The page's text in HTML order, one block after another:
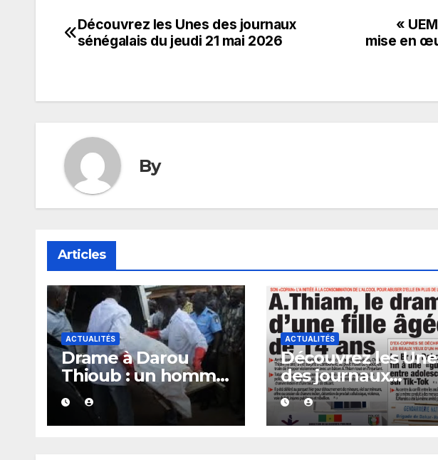
Navigation
«
mise en
Découvrez les Unes des journaux
sénégalais du jeudi 21 mai 2026
By
Articles
ACTUALITÉS
Drame à Darou
Thioub : un homme
retrouvé sans vie, la
présence de traces
de sang alimente
ACTUALITÉS
Découvrez les
des journaux
sénégalais du
vendredi 07 août
2026